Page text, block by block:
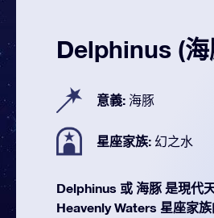
Delphinus (海
意義: 海豚
星座家族: 幻之水
Delphinus 或 海豚 是現代
Heavenly Waters 星座家